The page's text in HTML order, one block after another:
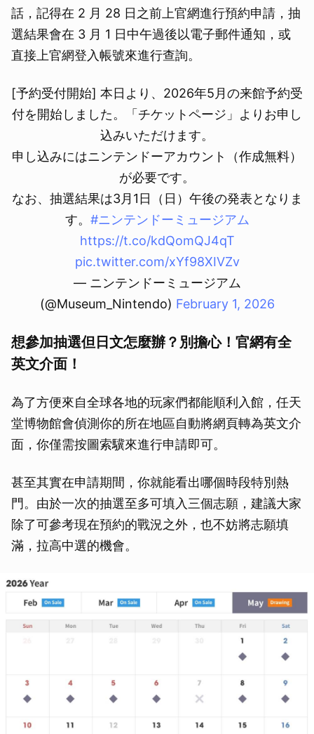
話，記得在 2 月 28 日之前上官網進行預約申請，抽
選結果會在 3 月 1 日中午過後以電子郵件通知，或
直接上官網登入帳號來進行查詢。
[予約受付開始] 本日より、2026年5月の来館予約受
付を開始しました。「チケットページ」よりお申し
込みいただけます。
申し込みにはニンテンドーアカウント（作成無料）
が必要です。
なお、抽選結果は3月1日（日）午後の発表となりま
す。 #ニンテンドーミュージアム
https://t.co/kdQomQJ4qT
pic.twitter.com/xYf98XIVZv
— ニンテンドーミュージアム
(@Museum_Nintendo) February 1, 2026
想參加抽選但日文怎麼辦？別擔心！官網有全
英文介面！
為了方便來自全球各地的玩家們都能順利入館，任天
堂博物館會偵測你的所在地區自動將網頁轉為英文介
面，你僅需按圖索驥來進行申請即可。
甚至其實在申請期間，你就能看出哪個時段特別熱
門。由於一次的抽選至多可填入三個志願，建議大家
除了可參考現在預約的戰況之外，也不妨將志願填
滿，拉高中選的機會。